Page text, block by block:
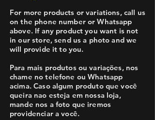
For more products or variations, call us
on the phone number or Whatsapp
above. If any product you want is not
in our store, send us a photo and we
will provide it to you.
Para mais produtos ou variações, nos
chame no telefone ou Whatsapp
acima. Caso algum produto que você
queira nao esteja em nossa loja,
mande nos a foto que iremos
providenciar a você.